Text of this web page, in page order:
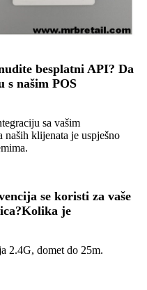
besplatni API? Da
s našim POS
sa vašim
klijenata je uspješno
se koristi za vaše
Kolika je
2.4G, domet do 25m.